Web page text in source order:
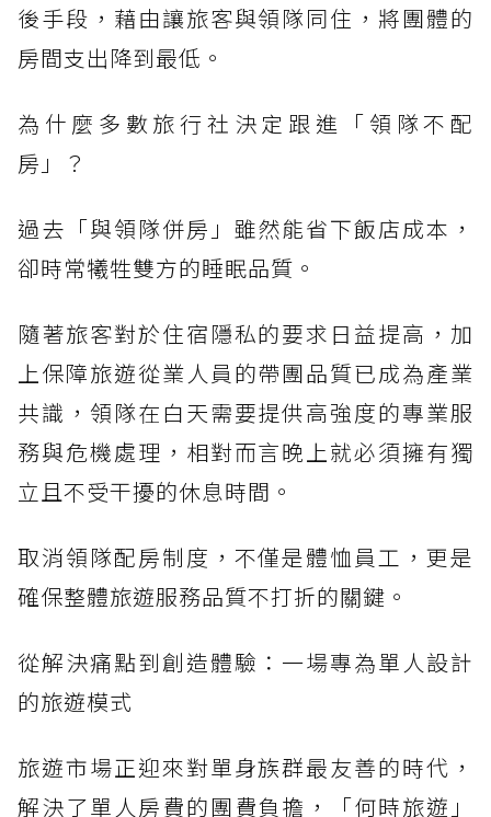
後手段，藉由讓旅客與領隊同住，將團體的
房間支出降到最低。
為什麼多數旅行社決定跟進「領隊不配
房」？
過去「與領隊併房」雖然能省下飯店成本，
卻時常犧牲雙方的睡眠品質。
隨著旅客對於住宿隱私的要求日益提高，加
上保障旅遊從業人員的帶團品質已成為產業
共識，領隊在白天需要提供高強度的專業服
務與危機處理，相對而言晚上就必須擁有獨
立且不受干擾的休息時間。
取消領隊配房制度，不僅是體恤員工，更是
確保整體旅遊服務品質不打折的關鍵。
從解決痛點到創造體驗：一場專為單人設計
的旅遊模式
旅遊市場正迎來對單身族群最友善的時代，
解決了單人房費的團費負擔，「何時旅遊」